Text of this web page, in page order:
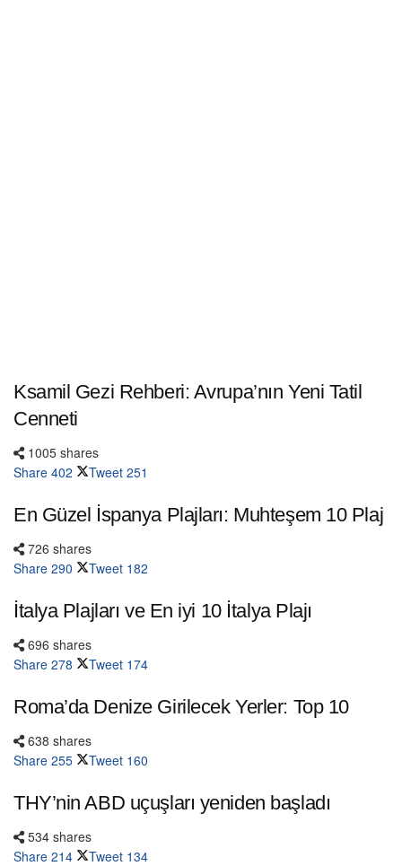
Ksamil Gezi Rehberi: Avrupa’nın Yeni Tatil
Cenneti
1005 shares
Share 402 Tweet 251
En Güzel İspanya Plajları: Muhteşem 10 Plaj
726 shares
Share 290 Tweet 182
İtalya Plajları ve En iyi 10 İtalya Plajı
696 shares
Share 278 Tweet 174
Roma’da Denize Girilecek Yerler: Top 10
638 shares
Share 255 Tweet 160
THY’nin ABD uçuşları yeniden başladı
534 shares
Share 214 Tweet 134